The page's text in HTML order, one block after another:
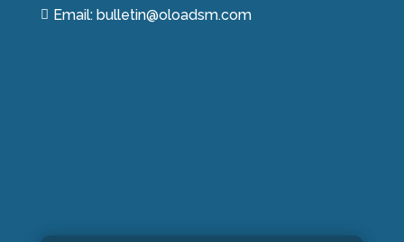
 Email: bulletin@oloadsm.com